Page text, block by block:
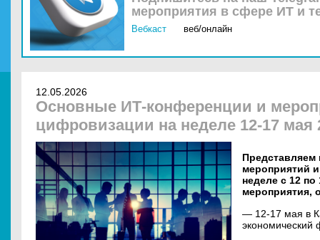
мероприятия в сфере ИТ и
Вебкаст веб/онлайн
12.05.2026
Основные ИТ-конференции и
цифровизации на неделе 12-17 мая
мероприятий
неделе с 12
мероприятия,
— 12-17 мая в